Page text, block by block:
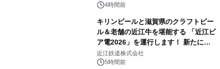
4時間前
キリンビールと滋賀県のクラフトビー
ル＆老舗の近江牛を堪能する 「近江ビ
ア電2026」を運行します！ 新たに
「長濱浪漫ビール」が参加！キリン一
番搾り飲み放題が復活！
近江鉄道株式会社
5時間前